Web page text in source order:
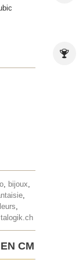
, bijoux,
,
,
CM